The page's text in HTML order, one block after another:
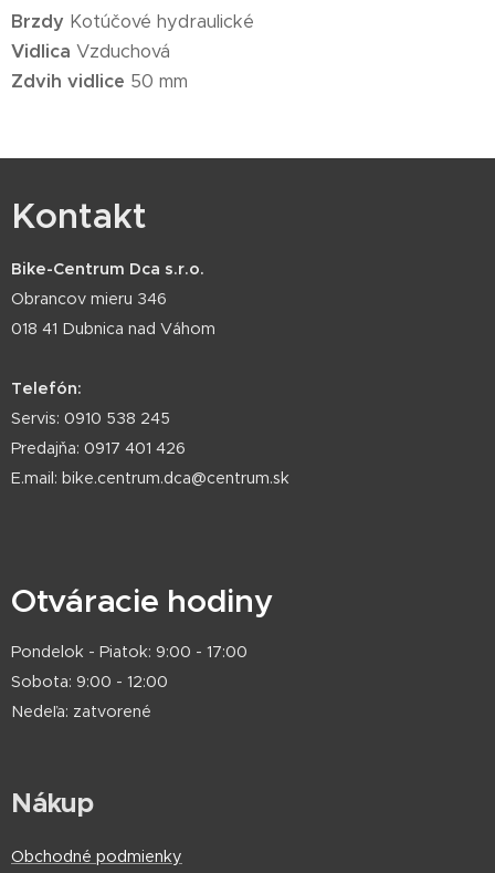
Brzdy Kotúčové hydraulické
Vidlica Vzduchová
Zdvih vidlice 50 mm
Kontakt
Bike-Centrum Dca s.r.o.
Obrancov mieru 346
018 41 Dubnica nad Váhom
Telefón:
Servis: 0910 538 245
Predajňa: 0917 401 426
E.mail: bike.centrum.dca@centrum.sk
Otváracie hodiny
Pondelok - Piatok: 9:00 - 17:00
Sobota: 9:00 - 12:00
Nedeľa: zatvorené
Nákup
Obchodné podmienky